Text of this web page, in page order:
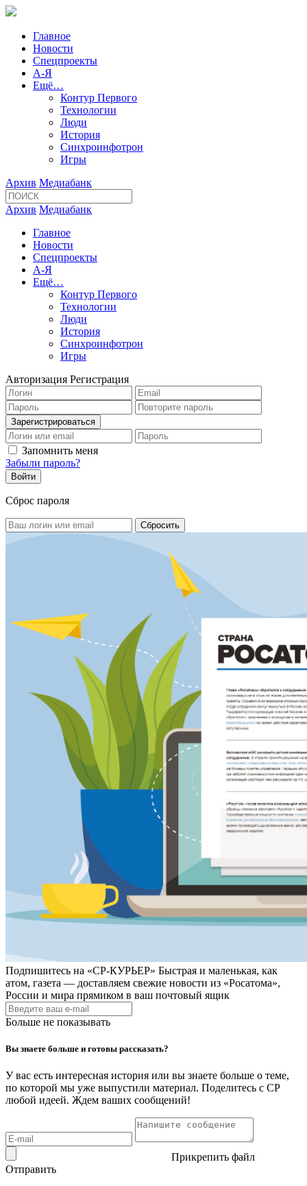
Главное
Новости
Спецпроекты
А-Я
Ещё…
Контур Первого
Технологии
Люди
История
Синхроинфотрон
Игры
Архив Медиабанк
Архив Медиабанк
Главное
Новости
Спецпроекты
А-Я
Ещё…
Контур Первого
Технологии
Люди
История
Синхроинфотрон
Игры
Авторизация Регистрация
Запомнить меня
Забыли пароль?
Сброс пароля
Подпишитесь на «СР-КУРЬЕР» Быстрая и маленькая, как
атом, газета — доставляем свежие новости из «Росатома»,
России и мира прямиком в ваш почтовый ящик
Больше не показывать
Вы знаете больше и готовы рассказать?
У вас есть интересная история или вы знаете больше о теме,
по которой мы уже выпустили материал. Поделитесь с СР
любой идеей. Ждем ваших сообщений!
Прикрепить файл
Отправить